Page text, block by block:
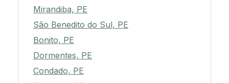
Mirandiba, PE
São Benedito do Sul, PE
Bonito, PE
Dormentes, PE
Condado, PE